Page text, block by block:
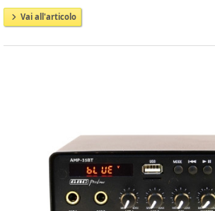
Vai all'articolo